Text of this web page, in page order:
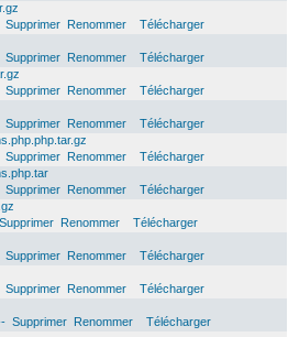
Supprimer Renommer
Télécharger
Supprimer Renommer
Télécharger
Supprimer Renommer
Télécharger
Supprimer Renommer
Télécharger
Supprimer Renommer
Télécharger
Supprimer Renommer
Télécharger
Supprimer Renommer
Télécharger
Supprimer Renommer
Télécharger
Supprimer Renommer
Télécharger
Supprimer Renommer
Télécharger